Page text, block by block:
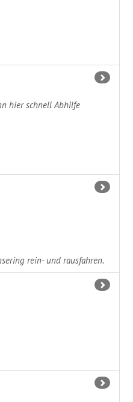
hier schnell Abhilfe
rein- und rausfahren.